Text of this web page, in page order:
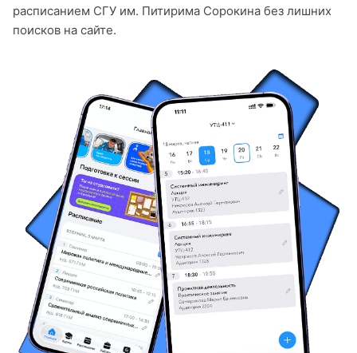
расписанием СГУ им. Питирима Сорокина без лишних
поисков на сайте.